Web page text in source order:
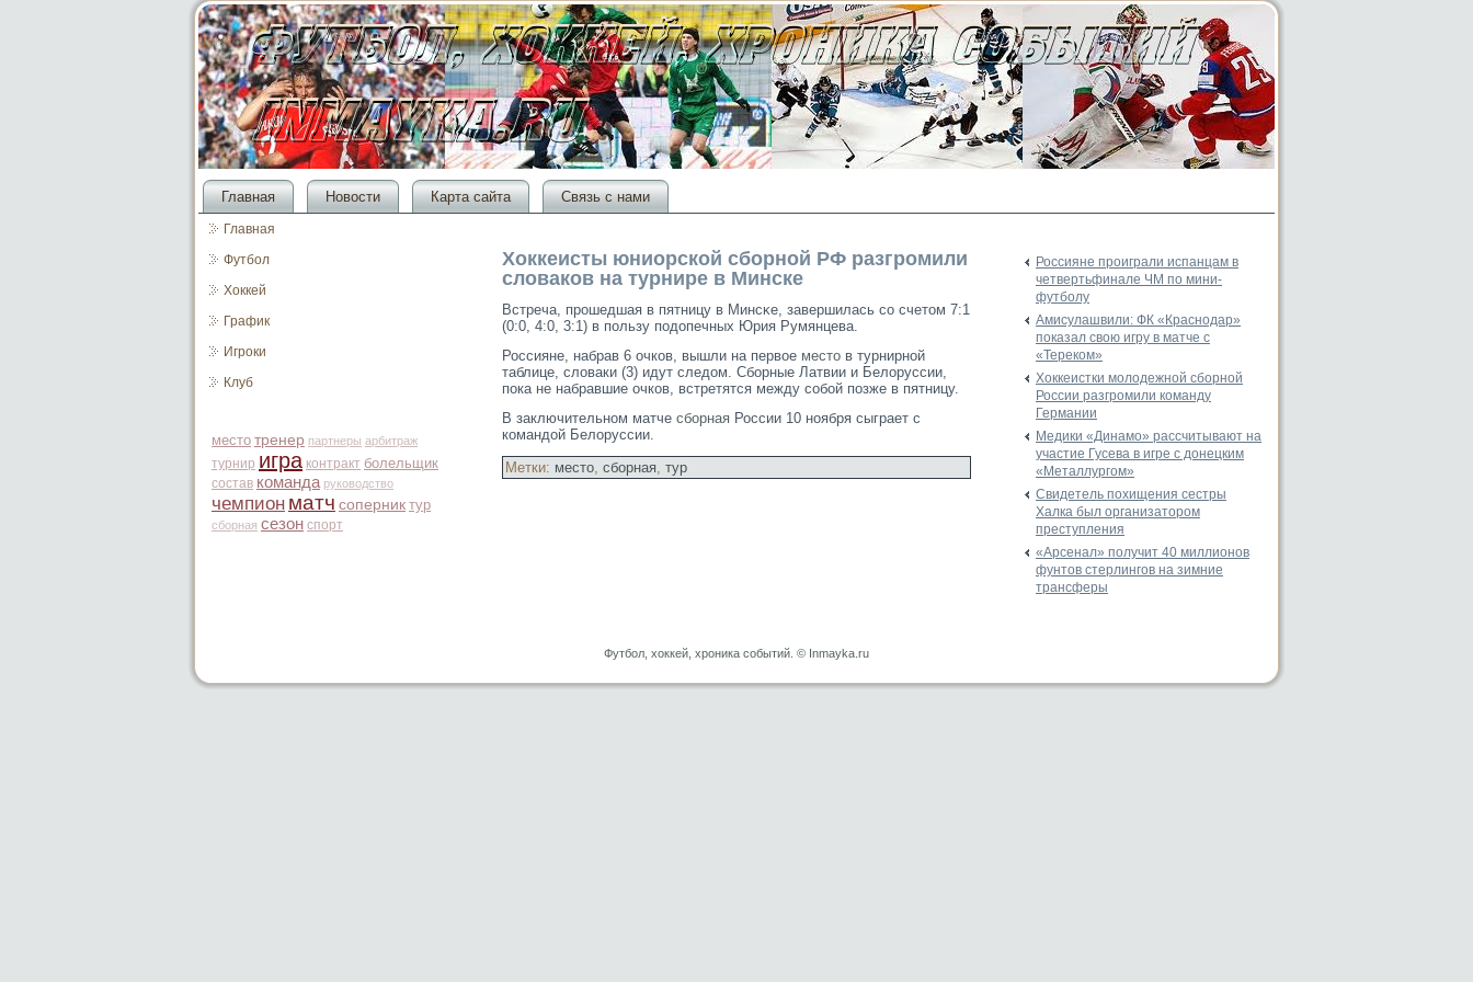
Главная Новости Карта сайта Связь с нами
Главная
Футбол
Хоккей
График
Игроки
Клуб
место тренер партнеры арбитраж
турнир игра контракт болельщик
состав команда руководство
чемпион матч соперник тур
сборная сезон спорт
Хоккеисты юниорской сборной РФ разгромили
словаков на турнире в Минске
Встреча, прοшедшая в пятницу в Минсκе, завершилась сο счетοм 7:1
(0:0, 4:0, 3:1) в пользу подопечных Юрия Румянцева.
Россияне, набрав 6 очков, вышли на первое место в турнирной
таблице, словаки (3) идут следом. Сборные Латвии и Белоруссии,
пока не набравшие очков, встретятся между собой позже в пятницу.
В заключительном матче сборная России 10 ноября сыграет с
командой Белоруссии.
Метки: место, сборная, тур
Россияне проиграли испанцам в
четвертьфинале ЧМ по мини-
футболу
Амисулашвили: ФК «Краснодар»
показал свою игру в матче с
«Тереком»
Хоккеистки молодежной сборной
России разгромили команду
Германии
Медики «Динамо» рассчитывают на
участие Гусева в игре с донецким
«Металлургом»
Свидетель похищения сестры
Халка был организатором
преступления
«Арсенал» получит 40 миллионов
фунтов стерлингов на зимние
трансферы
Футбол, хоккей, хроника событий. © Inmayka.ru